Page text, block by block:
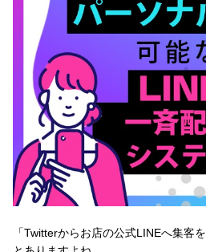
「Twitterからお店の公式LINEへ集客